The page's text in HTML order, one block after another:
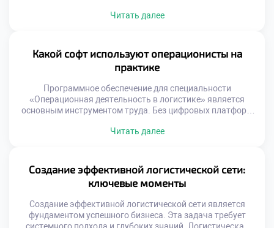
предприятии. Грамотный анализ данных превращает
производство. Теоретическое понимание показателей
формирует аналитический склад ума. Работодатели ждут
от выпускников умения читать цифры […]
Читать далее
Какой софт используют операционисты на
практике
Программное обеспечение для специальности
«Операционная деятельность в логистике» является
основным инструментом труда. Без цифровых платформ
невозможно представить. Специалист проводит за
выше теоретических знаний. Технологии определяют
скорость и качество ежедневных операций. Рынок
логистического ПО отличается огромным разнообразием
решений. От простых таблиц […]
Читать далее
Создание эффективной логистической сети:
ключевые моменты
Создание эффективной логистической сети является
фундаментом успешного бизнеса. Эта задача требует